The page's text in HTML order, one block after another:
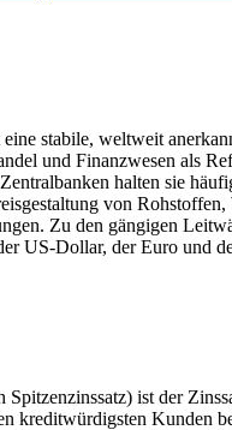
stabile, weltweit
und Finanzwesen als
halten sie
von
Zu den gängigen
US-Dollar, der Euro und
Spitzenzinssatz) ist der
kreditwürdigsten Kunden